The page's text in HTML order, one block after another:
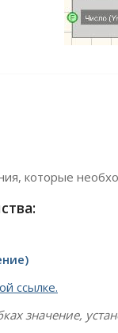
которые
ссылке.
значение,